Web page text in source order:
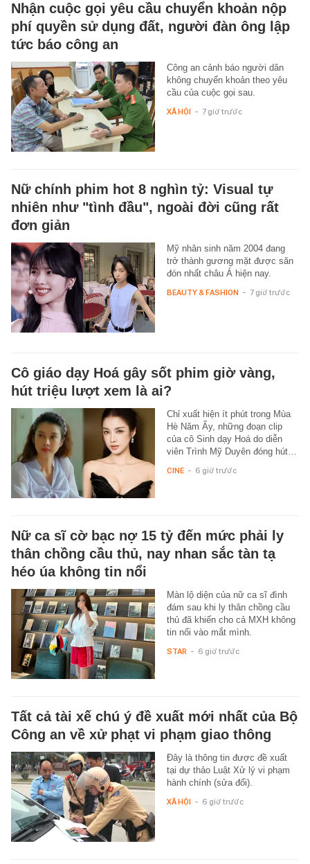
Nhận cuộc gọi yêu cầu chuyển khoản nộp
phí quyền sử dụng đất, người đàn ông lập
tức báo công an
Công an cảnh báo người dân
không chuyển khoản theo yêu
cầu của cuộc gọi sau.
XÃ HỘI - 7 giờ trước
Nữ chính phim hot 8 nghìn tỷ: Visual tự
nhiên như "tình đầu", ngoài đời cũng rất
đơn giản
Mỹ nhân sinh năm 2004 đang
trở thành gương mặt được săn
đón nhất châu Á hiện nay.
BEAUTY & FASHION - 7 giờ trước
Cô giáo dạy Hoá gây sốt phim giờ vàng,
hút triệu lượt xem là ai?
Chỉ xuất hiện ít phút trong Mùa
Hè Năm Ấy, những đoạn clip
của cô Sinh dạy Hoá do diễn
viên Trình Mỹ Duyên đóng hút…
CINE - 6 giờ trước
Nữ ca sĩ cờ bạc nợ 15 tỷ đến mức phải ly
thân chồng cầu thủ, nay nhan sắc tàn tạ
héo úa không tin nổi
Màn lộ diện của nữ ca sĩ đình
đám sau khi ly thân chồng cầu
thủ đã khiến cho cả MXH không
tin nổi vào mắt mình.
STAR - 6 giờ trước
Tất cả tài xế chú ý đề xuất mới nhất của Bộ
Công an về xử phạt vi phạm giao thông
Đây là thông tin được đề xuất
tại dự thảo Luật Xử lý vi phạm
hành chính (sửa đổi).
XÃ HỘI - 6 giờ trước